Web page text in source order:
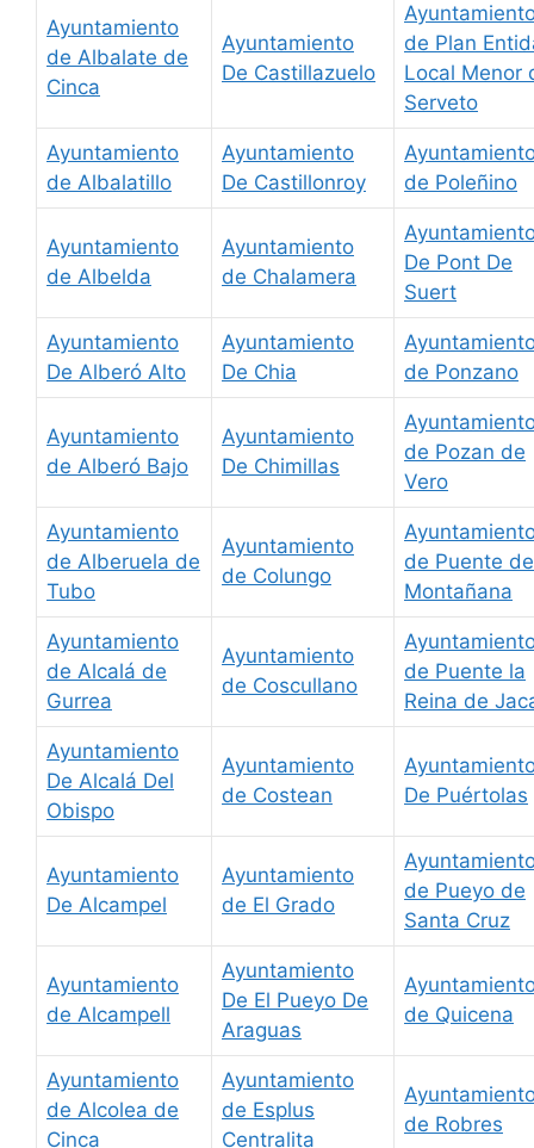
Ayuntamiento
de Albalate de
Cinca
Ayuntamiento
De Castillazuelo
de Plan
Local Menor
Serveto
Ayuntamiento
de Albalatillo
Ayuntamiento
De Castillonroy
de Poleñino
Ayuntamiento
de Albelda
Ayuntamiento
de Chalamera
De Pont De
Suert
Ayuntamiento
De Alberó Alto
Ayuntamiento
De Chia
de Ponzano
Ayuntamiento
de Alberó Bajo
Ayuntamiento
De Chimillas
de Pozan de
Vero
Ayuntamiento
de Alberuela de
Tubo
Ayuntamiento
de Colungo
de Puente de
Montañana
Ayuntamiento
de Alcalá de
Gurrea
Ayuntamiento
de Coscullano
de Puente la
Reina de
Ayuntamiento
De Alcalá Del
Obispo
Ayuntamiento
de Costean
De Puértolas
Ayuntamiento
De Alcampel
Ayuntamiento
de El Grado
de Pueyo de
Santa Cruz
Ayuntamiento
de Alcampell
Ayuntamiento
De El Pueyo De
Araguas
de Quicena
Ayuntamiento
de Alcolea de
Cinca
Ayuntamiento
de Esplus
Centralita
de Robres